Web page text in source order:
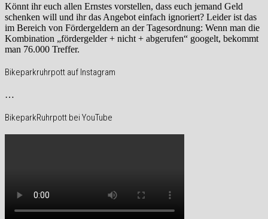
Könnt ihr euch allen Ernstes vorstellen, dass euch jemand Geld
schenken will und ihr das Angebot einfach ignoriert? Leider ist das
im Bereich von Fördergeldern an der Tagesordnung: Wenn man die
Kombination „fördergelder + nicht + abgerufen“ googelt, bekommt
man 76.000 Treffer.
Bikeparkruhrpott auf Instagram
…
BikeparkRuhrpott bei YouTube